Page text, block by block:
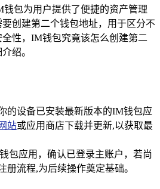
包为用户提供了便捷的资产管理
创建第二个钱包地址，用于区分不
性，IM钱包究竟该怎么创建第二
绍。
的设备已安装最新版本的IM钱包应
站或应用商店下载并更新,以获取最
包应用，确认已登录主账户，若尚
册流程,为后续操作奠定基础。